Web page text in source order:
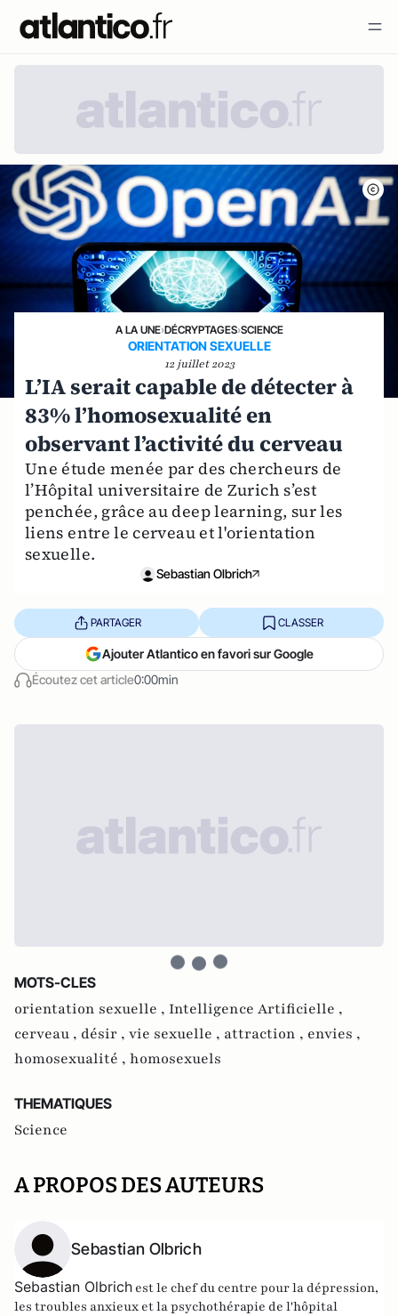
A LA UNE›DÉCRYPTAGES›SCIENCE
ORIENTATION SEXUELLE
12 juillet 2023
L’IA serait capable de détecter à
83% l’homosexualité en
observant l’activité du cerveau
Une étude menée par des chercheurs de
l’Hôpital universitaire de Zurich s’est
penchée, grâce au deep learning, sur les
liens entre le cerveau et l'orientation
sexuelle.
Sebastian Olbrich
Écoutez cet article0:00min
PARTAGER CLASSER
Ajouter Atlantico en favori sur Google
MOTS-CLES
orientation sexuelle , Intelligence Artificielle ,
cerveau , désir , vie sexuelle , attraction , envies ,
homosexualité , homosexuels
THEMATIQUES
Science
A PROPOS DES AUTEURS
Sebastian Olbrich
Sebastian Olbrich est le chef du centre pour la dépression,
les troubles anxieux et la psychothérapie de l'hôpital